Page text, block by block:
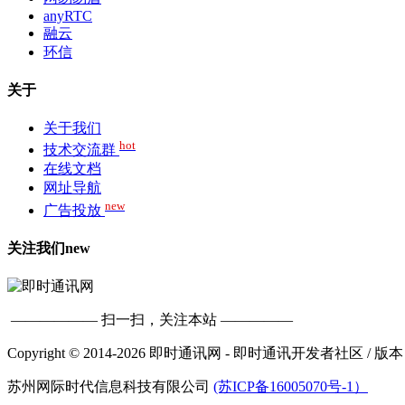
anyRTC
融云
环信
关于
关于我们
技术交流群 hot
在线文档
网址导航
广告投放 new
关注我们new
—————— 扫一扫，关注本站 —————
Copyright © 2014-2026 即时通讯网 - 即时通讯开发者社区 / 版
苏州网际时代信息科技有限公司 (苏ICP备16005070号-1）